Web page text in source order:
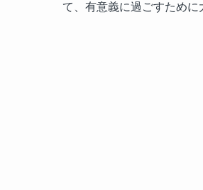
て、有意義に過ごすために